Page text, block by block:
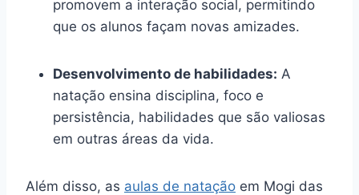
promovem a interação social, permitindo
que os alunos façam novas amizades.
Desenvolvimento de habilidades: A
natação ensina disciplina, foco e
persistência, habilidades que são valiosas
em outras áreas da vida.
Além disso, as aulas de natação em Mogi das